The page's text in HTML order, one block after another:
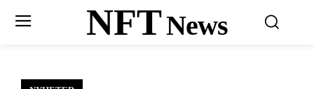
NFTNews